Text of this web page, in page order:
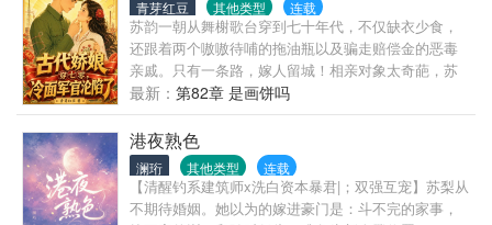
妻，是何意味？
调皮小青梅和腹黑小竹马的互宠日常，且看他们如何
玩转江湖与庙堂！
青芽红豆 其他类型 连载
苏韵一朝从舞榭歌台穿到七十年代，不仅缺衣少食，
还跟着两个嗷嗷待哺的拖油瓶以及骗走赔偿金的恶毒
亲戚。只有一条路，嫁人留城！相亲对象太奇葩，苏
韵转头闪婚路人军官——可这军官怎么长得和前世那
位侯爷一模一样！无所谓！结婚证到手，顺利留城治
恶戚！前世侯爷负心汉，今生封心别再爱。歌舞刺绣
样样精，七零年代做明星！五个崽子一起将某人推上
前：“我们要凑个七！”觉醒前世记忆的人红了眼
眶：“媳妇，再给我一次机会！”
最新： 第82章 是画饼吗
港夜熟色
澜珩 其他类型 连载
【清醒钓系建筑师x洗白资本暴君|；双强互宠】苏梨从
不期待婚姻。她以为的嫁进豪门是：斗不完的家事，